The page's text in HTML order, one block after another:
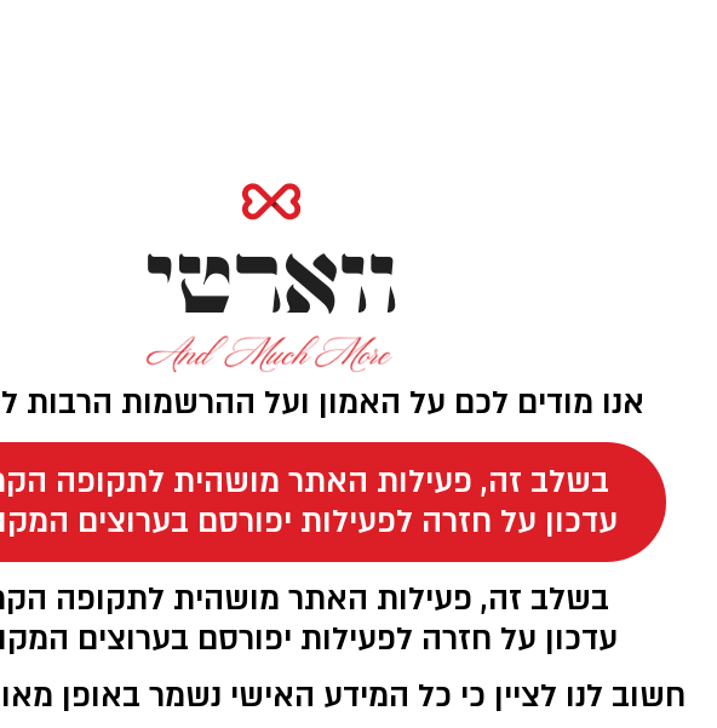
ווארטי
אנו מודים לכם על האמון ועל ההרשמות הרבות
בשלב זה, פעילות האתר מושהית לתקופה
עדכון על חזרה לפעילות יפורסם בערוצים
בשלב זה, פעילות האתר מושהית לתקופה
עדכון על חזרה לפעילות יפורסם בערוצים
חשוב לנו לציין כי כל המידע האישי נשמר באופן